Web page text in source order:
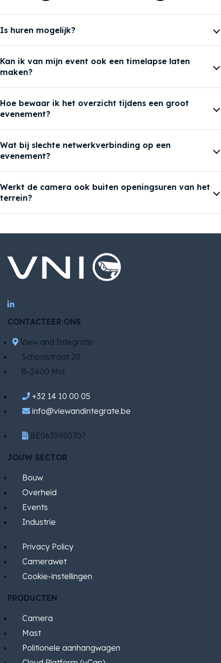
Is huren mogelijk?
Kan ik van mijn event ook een timelapse laten
maken?
Hoe bewaar ik het overzicht tijdens een groot
evenement?
Wat bij slechte netwerkverbinding op een
evenement?
Werkt de camera ook buiten openingsuren van het
terrein?
CONTACTEER ONS
View and Integrate
Schoolstraat 20
B-2400 Mol
+32 14 10 00 05
info@viewandintegrate.be
BE0635950707
JOUW SECTOR
Bouw
Overheid
Events
Industrie
Privacy Policy
Camerawet
Cookie-instellingen
PRODUCTEN
Camera
Mast
Politionele aanhangwagen